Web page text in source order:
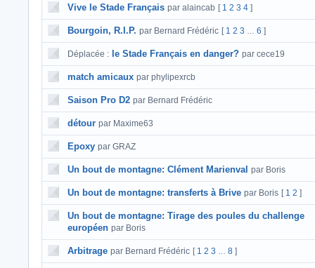
Vive le Stade Français par alaincab [ 1 2 3 4 ]
Bourgoin, R.I.P. par Bernard Frédéric [ 1 2 3 6 ]
Déplacée : le Stade Français en danger? par cece19
match amicaux par phylipexrcb
Saison Pro D2 par Bernard Frédéric
détour par Maxime63
Epoxy par GRAZ
Un bout de montagne: Clément Marienval par Boris
Un bout de montagne: transferts à Brive par Boris [ 1 2 ]
Un bout de montagne: Tirage des poules du challenge
européen par Boris
Arbitrage par Bernard Frédéric [ 1 2 3 8 ]